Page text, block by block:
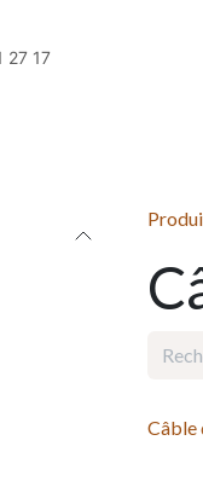
27 17
Câble